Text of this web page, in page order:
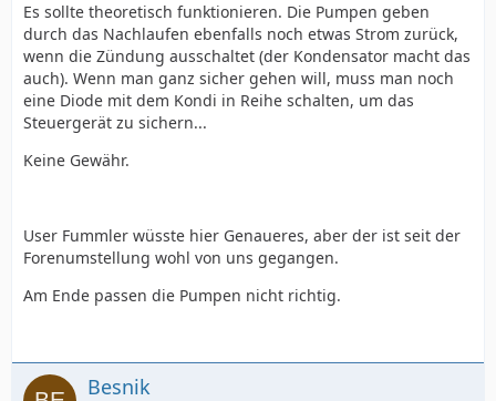
Es sollte theoretisch funktionieren. Die Pumpen geben
durch das Nachlaufen ebenfalls noch etwas Strom zurück,
wenn die Zündung ausschaltet (der Kondensator macht das
auch). Wenn man ganz sicher gehen will, muss man noch
eine Diode mit dem Kondi in Reihe schalten, um das
Steuergerät zu sichern...
Keine Gewähr.
User Fummler wüsste hier Genaueres, aber der ist seit der
Forenumstellung wohl von uns gegangen.
Am Ende passen die Pumpen nicht richtig.
Besnik